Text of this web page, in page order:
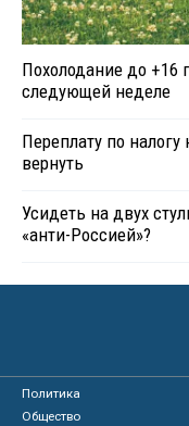
Похолодание до +16
следующей неделе
Переплату по
вернуть
Усидеть на двух
«анти-Россией»?
Политика
Общество